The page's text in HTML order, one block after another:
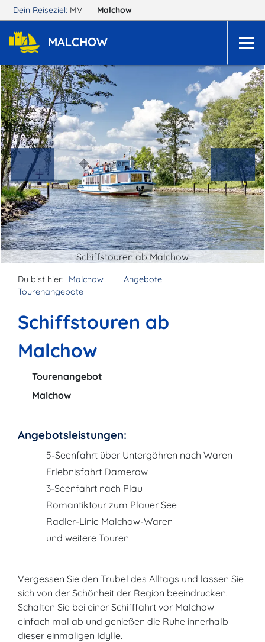
Dein Reiseziel: MV Malchow
MALCHOW
Schiffstouren ab Malchow
Du bist hier: Malchow
Angebote
Tourenangebote
Schiffstouren ab
Malchow
Tourenangebot
Malchow
Angebotsleistungen:
5-Seenfahrt über Untergöhren nach Waren
Erlebnisfahrt Damerow
3-Seenfahrt nach Plau
Romantiktour zum Plauer See
Radler-Linie Malchow-Waren
und weitere Touren
Vergessen Sie den Trubel des Alltags und lassen Sie
sich von der Schönheit der Region beeindrucken.
Schalten Sie bei einer Schifffahrt vor Malchow
einfach mal ab und genießen die Ruhe innerhalb
dieser einmaligen Idylle.